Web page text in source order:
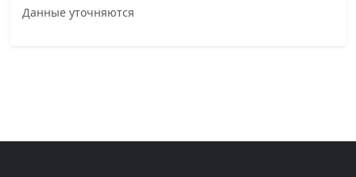
Данные уточняются